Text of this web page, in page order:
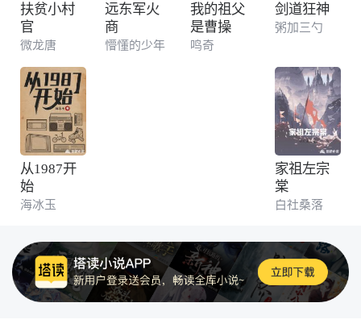
扶贫小村
官
微龙唐
远东军火
商
懵懂的少年
我的祖父
是曹操
鸣奇
剑道狂神
粥加三勺
从1987开
始
海冰玉
家祖左宗
棠
白社桑落